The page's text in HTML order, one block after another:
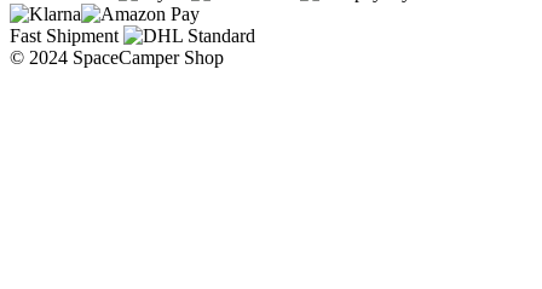
Fast Shipment
© 2024 SpaceCamper Shop